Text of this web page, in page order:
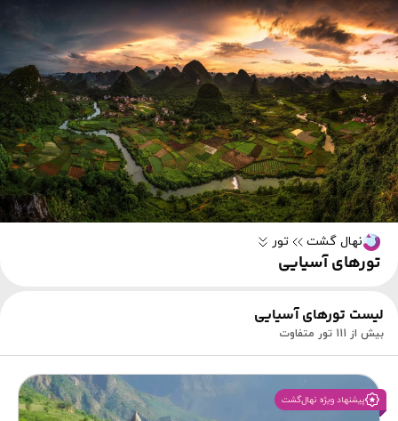
تورهای آسیایی
نهال گشت تور
لیست تورهای آسیایی
بیش از 111 تور متفاوت
پیشنهاد ویژه نهال‌گشت